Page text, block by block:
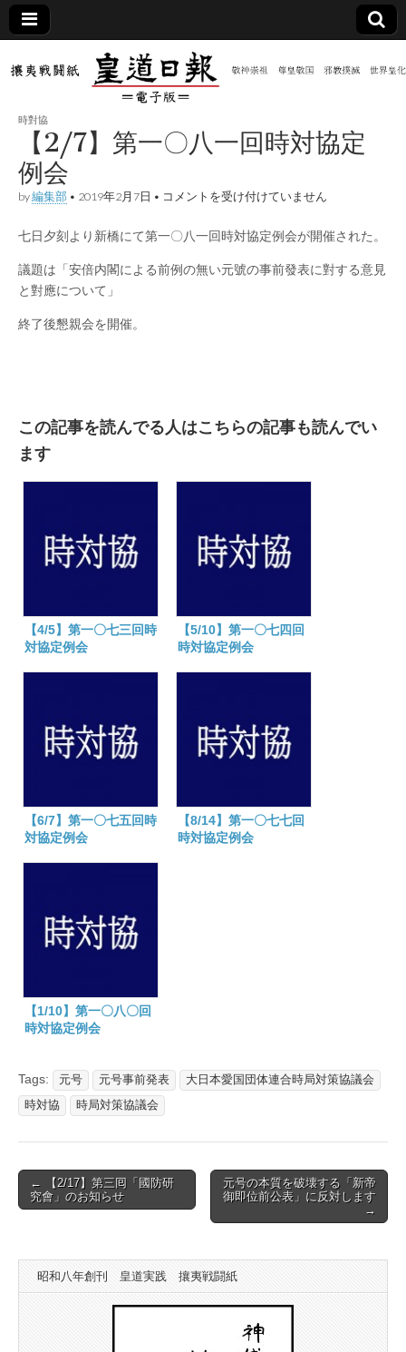
皇道
日報
（防
共新
聞）
電子
敬神
尊皇
｜昭
和八
年創
刊
皇道
実
攘夷
戦闘
紙
時對協
【2/7】第一〇八一回時対協定
例会
by編集部 • 2019年2月7日 • 【2/7】
〇
一
コメントを受け付けていません
七日夕刻より新橋にて第一〇八一回時対協定例会が開催された。
議題は「安倍内閣による前例の無い元號の事前發表に對する意見
と對應について」
終了後懇親会を開催。
この記事を読んでる人はこちらの記事も読んでい
ます
【4/5】第一〇七三回時
対協定例会
【5/10】第一〇七四回
時対協定例会
【6/7】第一〇七五回時
対協定例会
【8/14】第一〇七七回
時対協定例会
【1/10】第一〇八〇回
時対協定例会
Tags: 元号 元号事前発表
大日本愛国団体連合時局対策協議会
時対協
時局対策協議会
Post
navigation
← 【2/17】第三囘「國防研
究會」のお知らせ
元号の本質を破壊する「新帝
御即位前公表」に反対します
→
昭和八年創刊 皇道実践 攘夷戦闘紙